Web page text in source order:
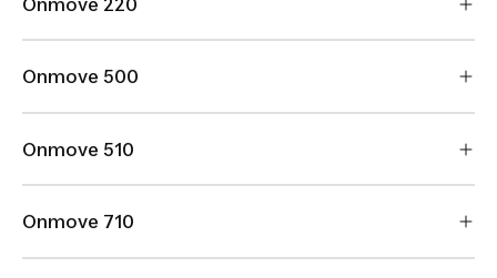
Onmove 500
Onmove 510
Onmove 710